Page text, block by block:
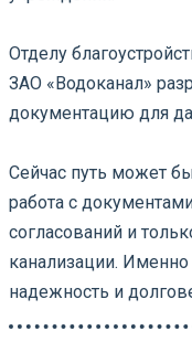
Отделу
ЗАО «Водоканал»
документацию для
Сейчас путь может
работа с
согласований и
канализации. Именно
надежность и